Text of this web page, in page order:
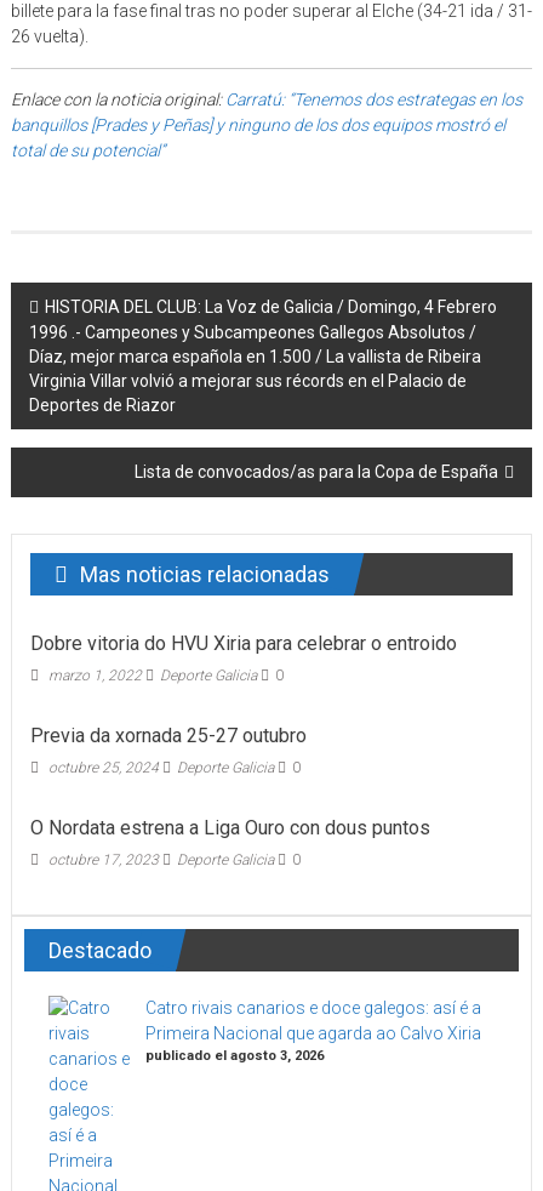
billete para la fase final tras no poder superar al Elche (34-21 ida / 31-
26 vuelta).
Enlace con la noticia original:Carratú: “Tenemos dos estrategas en los
banquillos [Prades y Peñas] y ninguno de los dos equipos mostró el
total de su potencial”
Post navigation
HISTORIA DEL CLUB: La Voz de Galicia / Domingo, 4 Febrero
1996 .- Campeones y Subcampeones Gallegos Absolutos /
Díaz, mejor marca española en 1.500 / La vallista de Ribeira
Virginia Villar volvió a mejorar sus récords en el Palacio de
Deportes de Riazor
Lista de convocados/as para la Copa de España
Mas noticias relacionadas
Dobre vitoria do HVU Xiria para celebrar o entroido
marzo 1, 2022 Deporte Galicia 0
Previa da xornada 25-27 outubro
octubre 25, 2024 Deporte Galicia 0
O Nordata estrena a Liga Ouro con dous puntos
octubre 17, 2023 Deporte Galicia 0
Destacado
Catro rivais canarios e doce galegos: así é a
Primeira Nacional que agarda ao Calvo Xiria
publicado el agosto 3, 2026